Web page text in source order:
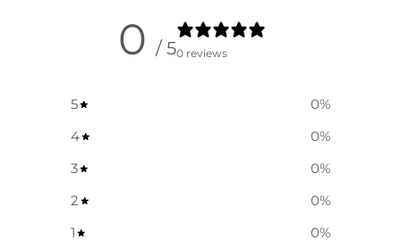
0 / 50 reviews
5 0%
4
0%
3
0%
2
0%
1
0%